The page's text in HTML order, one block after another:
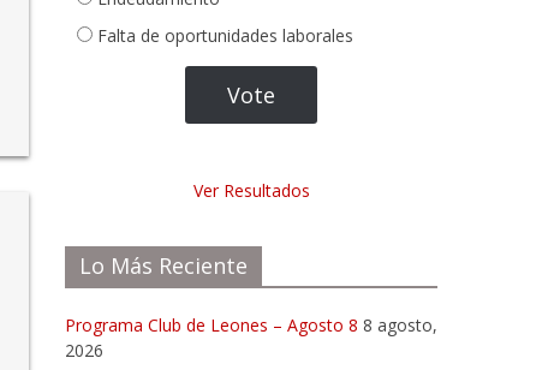
Falta de oportunidades laborales
Ver Resultados
Lo Más Reciente
Programa Club de Leones – Agosto 8 8 agosto,
2026